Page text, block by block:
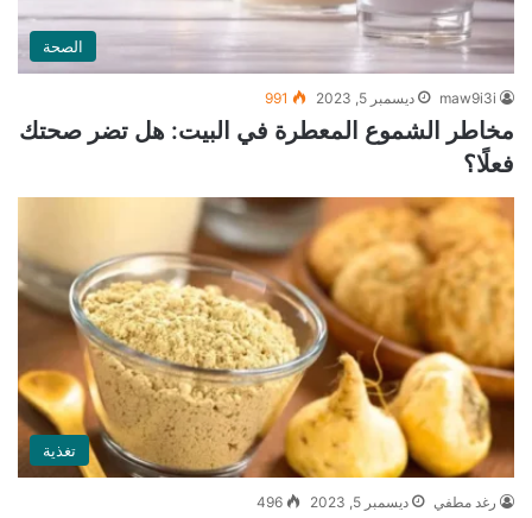
الصحة
maw9i3i ديسمبر 5, 2023 991
مخاطر الشموع المعطرة في البيت: هل تضر صحتك
فعلًا؟
تغذية
رغد مطفي ديسمبر 5, 2023 496